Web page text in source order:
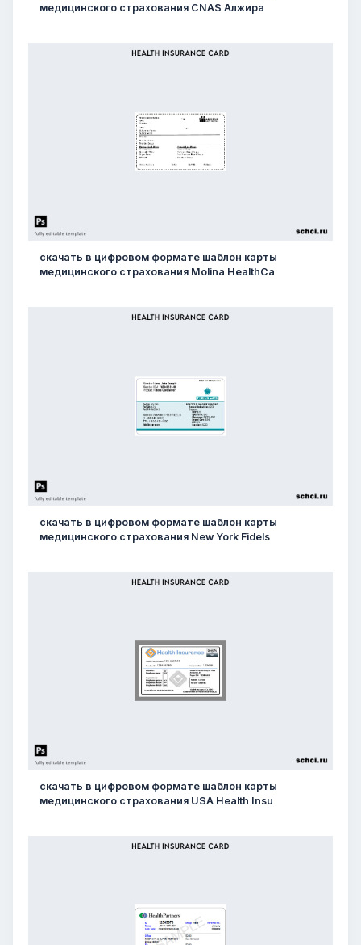
медицинского страхования CNAS Алжира
скачать в цифровом формате шаблон карты
медицинского страхования Molina HealthCa
скачать в цифровом формате шаблон карты
медицинского страхования New York Fidels
скачать в цифровом формате шаблон карты
медицинского страхования USA Health Insu